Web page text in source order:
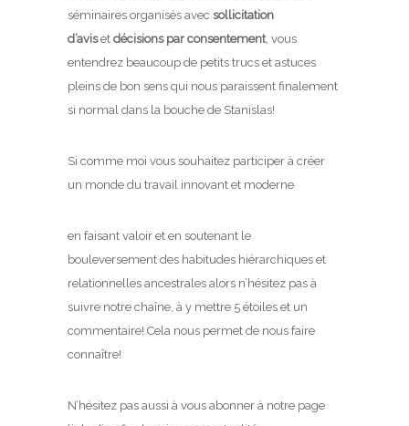
séminaires organisés avec sollicitation
d’aviset décisions par consentement, vous
entendrez beaucoup de petits trucs et astuces
pleins de bon sens qui nous paraissent finalement
si normal dans la bouche de Stanislas!
Si comme moi vous souhaitez participer à créer
un monde du travail innovant et moderne
en faisant valoir et en soutenant le
bouleversement des habitudes hiérarchiques et
relationnelles ancestrales alors n’hésitez pas à
suivre notre chaîne, à y mettre 5 étoiles et un
commentaire! Cela nous permet de nous faire
connaître!
N’hésitez pas aussi à vous abonner à notre page